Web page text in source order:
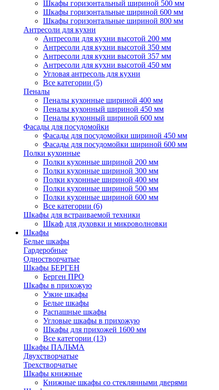
Шкафы горизонтальный шириной 500 мм
Шкафы горизонтальные шириной 600 мм
Шкафы горизонтальные шириной 800 мм
Антресоли для кухни
Антресоли для кухни высотой 200 мм
Антресоли для кухни высотой 350 мм
Антресоли для кухни высотой 357 мм
Антресоли для кухни высотой 450 мм
Угловая антресоль для кухни
Все категории (5)
Пеналы
Пеналы кухонные шириной 400 мм
Пеналы кухонный шириной 450 мм
Пеналы кухонный шириной 600 мм
Фасады для посудомойки
Фасады для посудомойки шириной 450 мм
Фасады для посудомойки шириной 600 мм
Полки кухонные
Полки кухонные шириной 200 мм
Полки кухонные шириной 300 мм
Полки кухонные шириной 400 мм
Полки кухонные шириной 500 мм
Полки кухонные шириной 600 мм
Все категории (6)
Шкафы для встраиваемой техники
Шкаф для духовки и микроволновки
Шкафы
Белые шкафы
Гардеробные
Одностворчатые
Шкафы БЕРГЕН
Берген ПРО
Шкафы в прихожую
Узкие шкафы
Белые шкафы
Распашные шкафы
Угловые шкафы в прихожую
Шкафы для прихожей 1600 мм
Все категории (13)
Шкафы ПАЛЬМА
Двухстворчатые
Трехстворчатые
Шкафы книжные
Книжные шкафы со стеклянными дверями